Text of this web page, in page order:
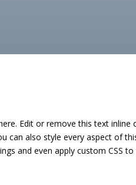
Edit or remove this text inline
can also style every aspect of
and even apply custom CSS